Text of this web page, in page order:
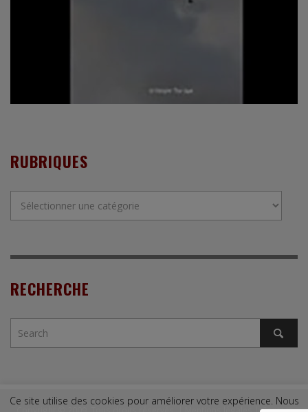
RUBRIQUES
RECHERCHE
Copyright © 2009. Tous droits réservés. | Mentions légales |Contact
Ce site utilise des cookies pour améliorer votre expérience. Nous